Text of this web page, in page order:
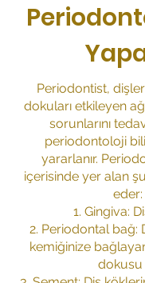
Periodontist,
dokuları etkileyen
sorunlarını
periodontoloji
yararlanır.
içerisinde yer alan
eder:
Gingiva:
Periodontal bağ:
kemiğinize
dokusu